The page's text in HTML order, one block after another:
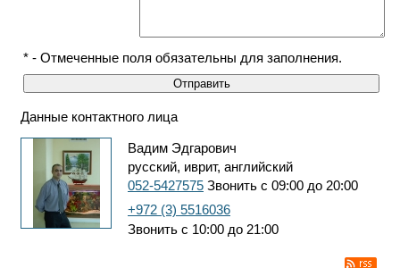
* - Отмеченные поля обязательны для заполнения.
Данные контактного лица
Вадим Эдгарович
русский, иврит, английский
052-5427575 Звонить с 09:00 до 20:00
+972 (3) 5516036
Звонить с 10:00 до 21:00